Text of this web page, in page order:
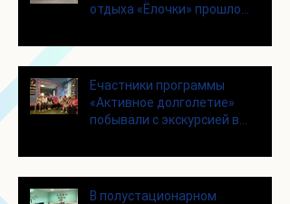
отдыха «Ёлочки» прошло
Eчастники программы
«Активное долголетие»
побывали с экскурсией в
В полустационарном